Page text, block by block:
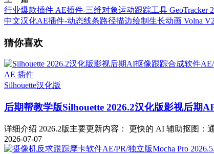
行业爆款插件 AE插件-三维对象运动跟踪工具 GeoTracker
中文汉化AE插件-动态线条路径描边绘制生长动画 Volna
猜你喜欢
AE 插件
Silhouette汉化版
后期帮教学版Silhouette 2026.2汉化版影视后期
详细介绍 2026.2版主要更新内容： 更快的 AI 辅助抠图：
2026-07-07